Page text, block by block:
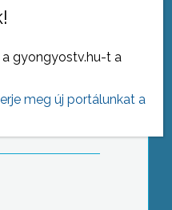
a
a város
gyongyostv.hu-t a
meg új portálunkat a